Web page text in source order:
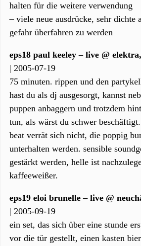
halten für die weitere verwendung
– viele neue ausdrücke, sehr dichte
gefahr überfahren zu werden
eps18 paul keeley – live @
| 2005-07-19
75 minuten. rippen und den
hast du als dj ausgesorgt, kannst
puppen anbaggern und trotzdem
tun, als wärst du schwer
beat verrät sich nicht, die poppig
unterhalten werden. sensible
gestärkt werden, helle ist
kaffeeweißer.
eps19 eloi brunelle – live @
| 2005-09-19
ein set, das sich über eine stunde
vor die tür gestellt, einen kasten